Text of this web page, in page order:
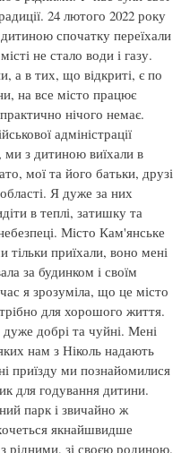
24 лютого 2022 року
спочатку переїхали
не стало води і газу.
а в тих, що відкриті, є по
на все місто працює
нічого немає.
адміністрації
ми з дитиною виїхали в
мої та його батьки, друзі
Я дуже за них
в теплі, затишку та
Місто Кам'янське
приїхали, воно мені
за будинком і своїм
я зрозуміла, що це місто
для хорошого життя.
добрі та чуйні. Мені
нам з Ніколь надають
приїзду ми познайомилися
для годування дитини.
парк і звичайно ж
якнайшвидше
рідними, зі своєю родиною.